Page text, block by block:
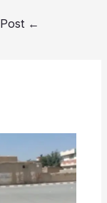
←